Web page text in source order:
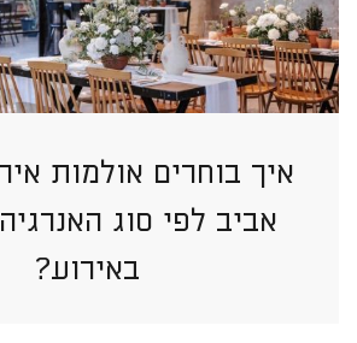
איך בוחרים אולמות
אביב לפי סוג
באירוע?